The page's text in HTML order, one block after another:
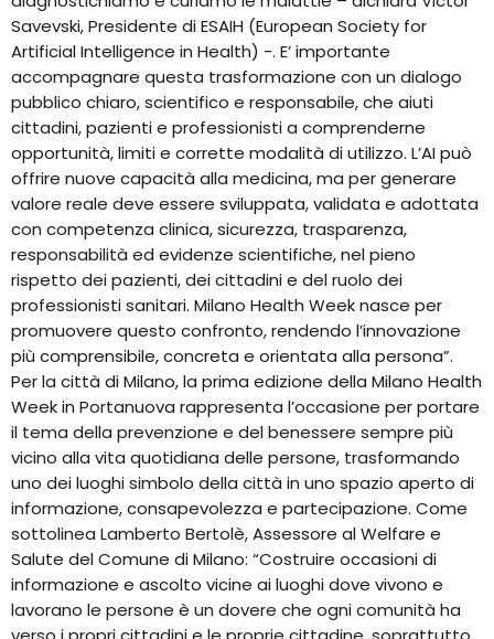
Savevski, Presidente di ESAIH (European Society for
Artificial Intelligence in Health) -. E’ importante
accompagnare questa trasformazione con un dialogo
pubblico chiaro, scientifico e responsabile, che aiuti
cittadini, pazienti e professionisti a comprenderne
opportunità, limiti e corrette modalità di utilizzo. L’AI può
offrire nuove capacità alla medicina, ma per generare
valore reale deve essere sviluppata, validata e adottata
con competenza clinica, sicurezza, trasparenza,
responsabilità ed evidenze scientifiche, nel pieno
rispetto dei pazienti, dei cittadini e del ruolo dei
professionisti sanitari. Milano Health Week nasce per
promuovere questo confronto, rendendo l’innovazione
più comprensibile, concreta e orientata alla persona”.
Per la città di Milano, la prima edizione della Milano Health
Week in Portanuova rappresenta l’occasione per portare
il tema della prevenzione e del benessere sempre più
vicino alla vita quotidiana delle persone, trasformando
uno dei luoghi simbolo della città in uno spazio aperto di
informazione, consapevolezza e partecipazione. Come
sottolinea Lamberto Bertolè, Assessore al Welfare e
Salute del Comune di Milano: “Costruire occasioni di
informazione e ascolto vicine ai luoghi dove vivono e
lavorano le persone è un dovere che ogni comunità ha